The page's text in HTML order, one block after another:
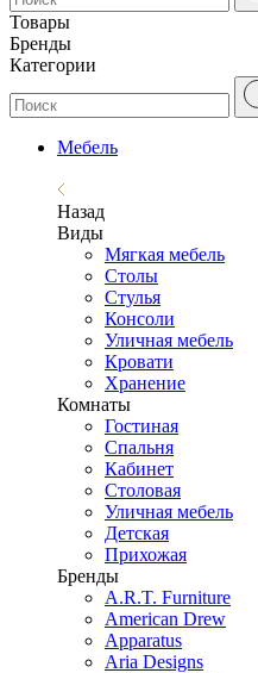
Товары
Бренды
Категории
Мебель
Назад
Виды
Мягкая мебель
Столы
Стулья
Консоли
Уличная мебель
Кровати
Хранение
Комнаты
Гостиная
Спальня
Кабинет
Столовая
Уличная мебель
Детская
Прихожая
Бренды
A.R.T. Furniture
American Drew
Apparatus
Aria Designs